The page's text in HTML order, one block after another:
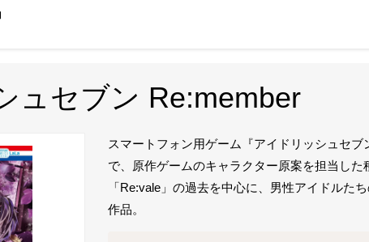
ュセブン Re:member
スマートフォン用ゲーム『アイドリッシュセ
で、原作ゲームのキャラクター原案を担当し
「Re:vale」の過去を中心に、男性アイドルた
作品。